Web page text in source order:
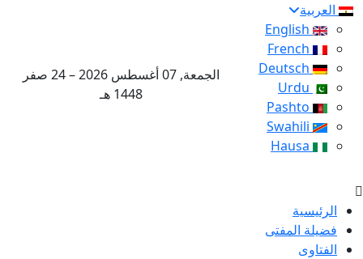
العربية
الجمعة, 07 أغسطس 2026 – 24 صفر
1448 هـ
الرئيسية
فضيلة المفتى
الفتاوى